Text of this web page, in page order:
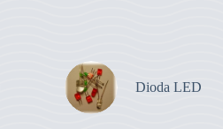
Dioda LED